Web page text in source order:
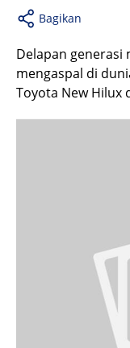
Bagikan
Delapan generasi
mengaspal di
Toyota New Hilux